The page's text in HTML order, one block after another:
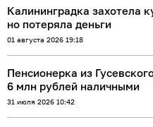
Калининградка захотела
но потеряла деньги
01 августа 2026 19:18
Пенсионерка из
6 млн рублей наличными
31 июля 2026 10:42